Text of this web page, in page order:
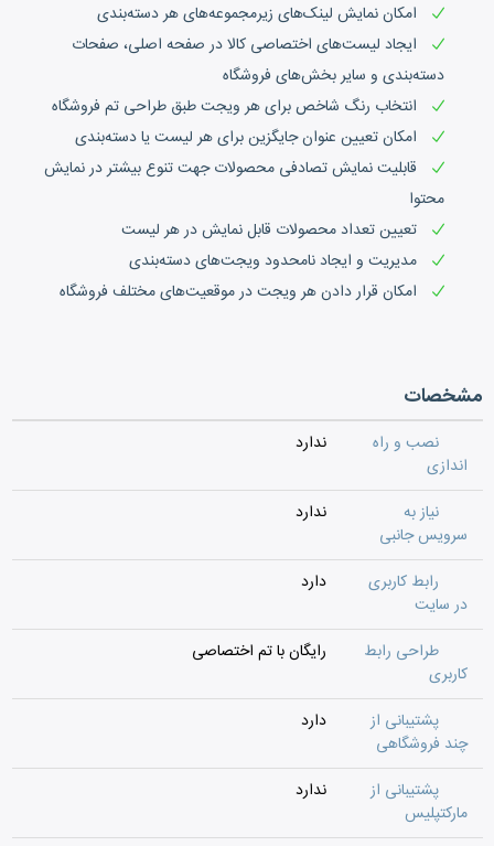
امکان نمایش لینک‌های زیرمجموعه‌های هر دسته‌بندی
ایجاد لیست‌های اختصاصی کالا در صفحه اصلی، صفحات
دسته‌بندی و سایر بخش‌های فروشگاه
انتخاب رنگ شاخص برای هر ویجت طبق طراحی تم فروشگاه
امکان تعیین عنوان جایگزین برای هر لیست یا دسته‌بندی
قابلیت نمایش تصادفی محصولات جهت تنوع بیشتر در نمایش
محتوا
تعیین تعداد محصولات قابل نمایش در هر لیست
مدیریت و ایجاد نامحدود ویجت‌های دسته‌بندی
امکان قرار دادن هر ویجت در موقعیت‌های مختلف فروشگاه
مشخصات
نصب و راه
اندازی
ندارد
نیاز به
سرویس جانبی
ندارد
رابط کاربری
در سایت
دارد
طراحی رابط
کاربری
رایگان با تم اختصاصی
پشتیبانی از
چند فروشگاهی
دارد
پشتیبانی از
مارکتپلیس
ندارد